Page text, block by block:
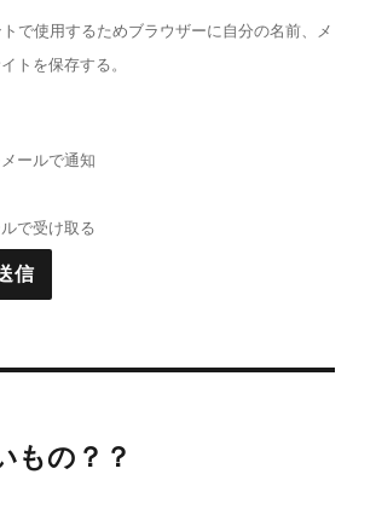
で使用するためブラウザーに自分の名前、メ
トを保存する。
ールで通知
で受け取る
もの？？